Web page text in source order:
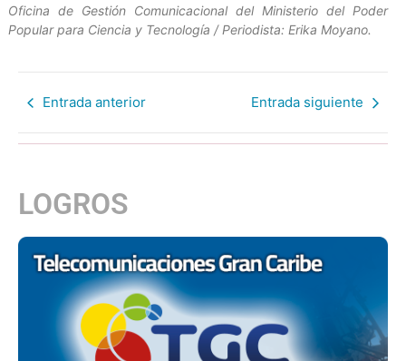
Oficina de Gestión Comunicacional del Ministerio del Poder
Popular para Ciencia y Tecnología / Periodista: Erika Moyano.
Entrada anterior Entrada siguiente
LOGROS